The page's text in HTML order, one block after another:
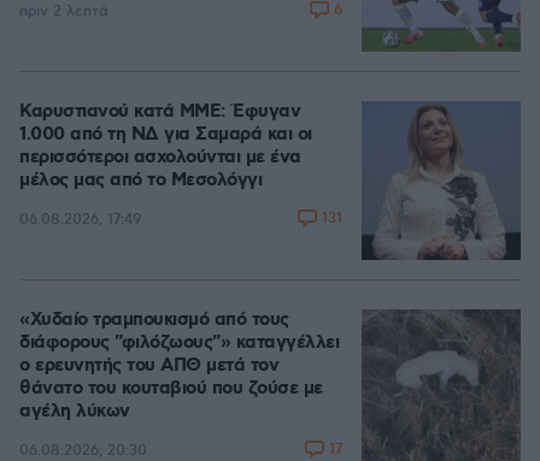
πριν 2 λεπτά 6
Καρυστιανού κατά ΜΜΕ: Έφυγαν
1.000 από τη ΝΔ για Σαμαρά και οι
περισσότεροι ασχολούνται με ένα
μέλος μας από το Μεσολόγγι
06.08.2026, 17:49 131
«Χυδαίο τραμπουκισμό από τους
διάφορους "φιλόζωους"» καταγγέλλει
ο ερευνητής του ΑΠΘ μετά τον
θάνατο του κουταβιού που ζούσε με
αγέλη λύκων
06.08.2026, 20:30 17